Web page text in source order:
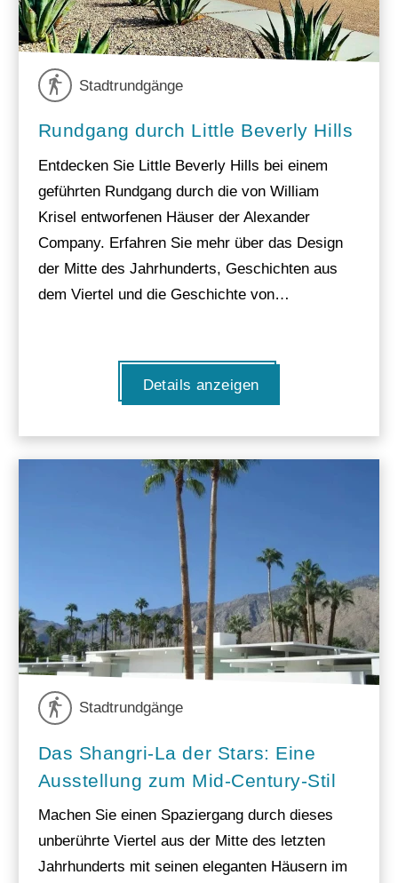
Stadtrundgänge
Rundgang durch Little Beverly Hills
Entdecken Sie Little Beverly Hills bei einem
geführten Rundgang durch die von William
Krisel entworfenen Häuser der Alexander
Company. Erfahren Sie mehr über das Design
der Mitte des Jahrhunderts, Geschichten aus
dem Viertel und die Geschichte von…
Details anzeigen
Stadtrundgänge
Das Shangri-La der Stars: Eine
Ausstellung zum Mid-Century-Stil
Machen Sie einen Spaziergang durch dieses
unberührte Viertel aus der Mitte des letzten
Jahrhunderts mit seinen eleganten Häusern im